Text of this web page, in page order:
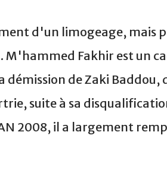
d'un limogeage, mais
M'hammed Fakhir est un
démission de Zaki
suite à sa
2008, il a largement